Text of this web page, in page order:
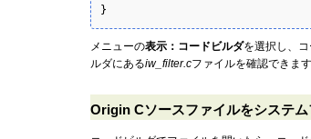
}
メニューの表示：コードビルダを選択し、コ
ルダにあるiw_filter.cファイルを確認できます
Origin Cソースファイルをシステ